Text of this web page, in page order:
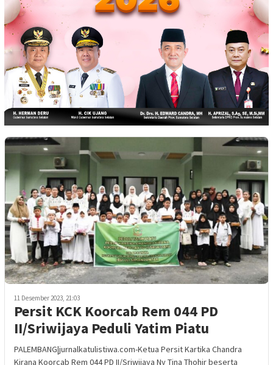
11 Desember 2023, 21:03
Persit KCK Koorcab Rem 044 PD
II/Sriwijaya Peduli Yatim Piatu
PALEMBANG|jurnalkatulistiwa.com-Ketua Persit Kartika Chandra
Kirana Koorcab Rem 044 PD II/Sriwijaya Ny Tina Thohir beserta